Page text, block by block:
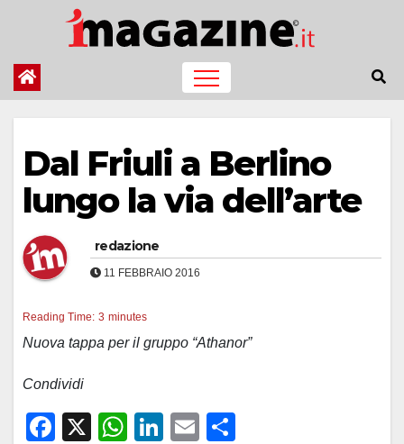
contenuto
Dal Friuli a Berlino
lungo la via dell’arte
redazione
11 FEBBRAIO 2016
Reading Time: 3 minutes
Nuova tappa per il gruppo “Athanor”
Condividi
F
X
W
Li
E